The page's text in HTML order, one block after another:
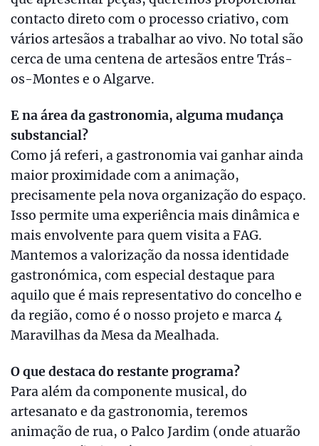
contacto direto com o processo criativo, com
vários artesãos a trabalhar ao vivo. No total são
cerca de uma centena de artesãos entre Trás-
os-Montes e o Algarve.
E na área da gastronomia, alguma mudança
substancial?
Como já referi, a gastronomia vai ganhar ainda
maior proximidade com a animação,
precisamente pela nova organização do espaço.
Isso permite uma experiência mais dinâmica e
mais envolvente para quem visita a FAG.
Mantemos a valorização da nossa identidade
gastronómica, com especial destaque para
aquilo que é mais representativo do concelho e
da região, como é o nosso projeto e marca 4
Maravilhas da Mesa da Mealhada.
O que destaca do restante programa?
Para além da componente musical, do
artesanato e da gastronomia, teremos
animação de rua, o Palco Jardim (onde atuarão